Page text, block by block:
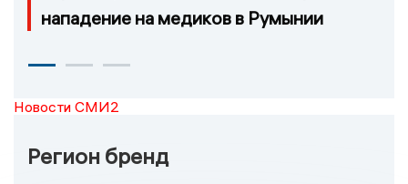
нападение на медиков в Румынии
Новости СМИ2
Регион бренд